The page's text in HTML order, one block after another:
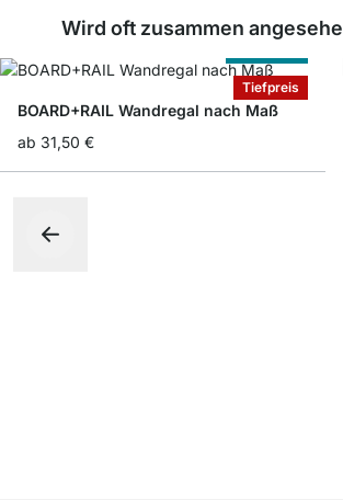
Wird oft zusammen
Tiefpreis
BOARD+RAIL Wandregal nach Maß
ab 31,50 €